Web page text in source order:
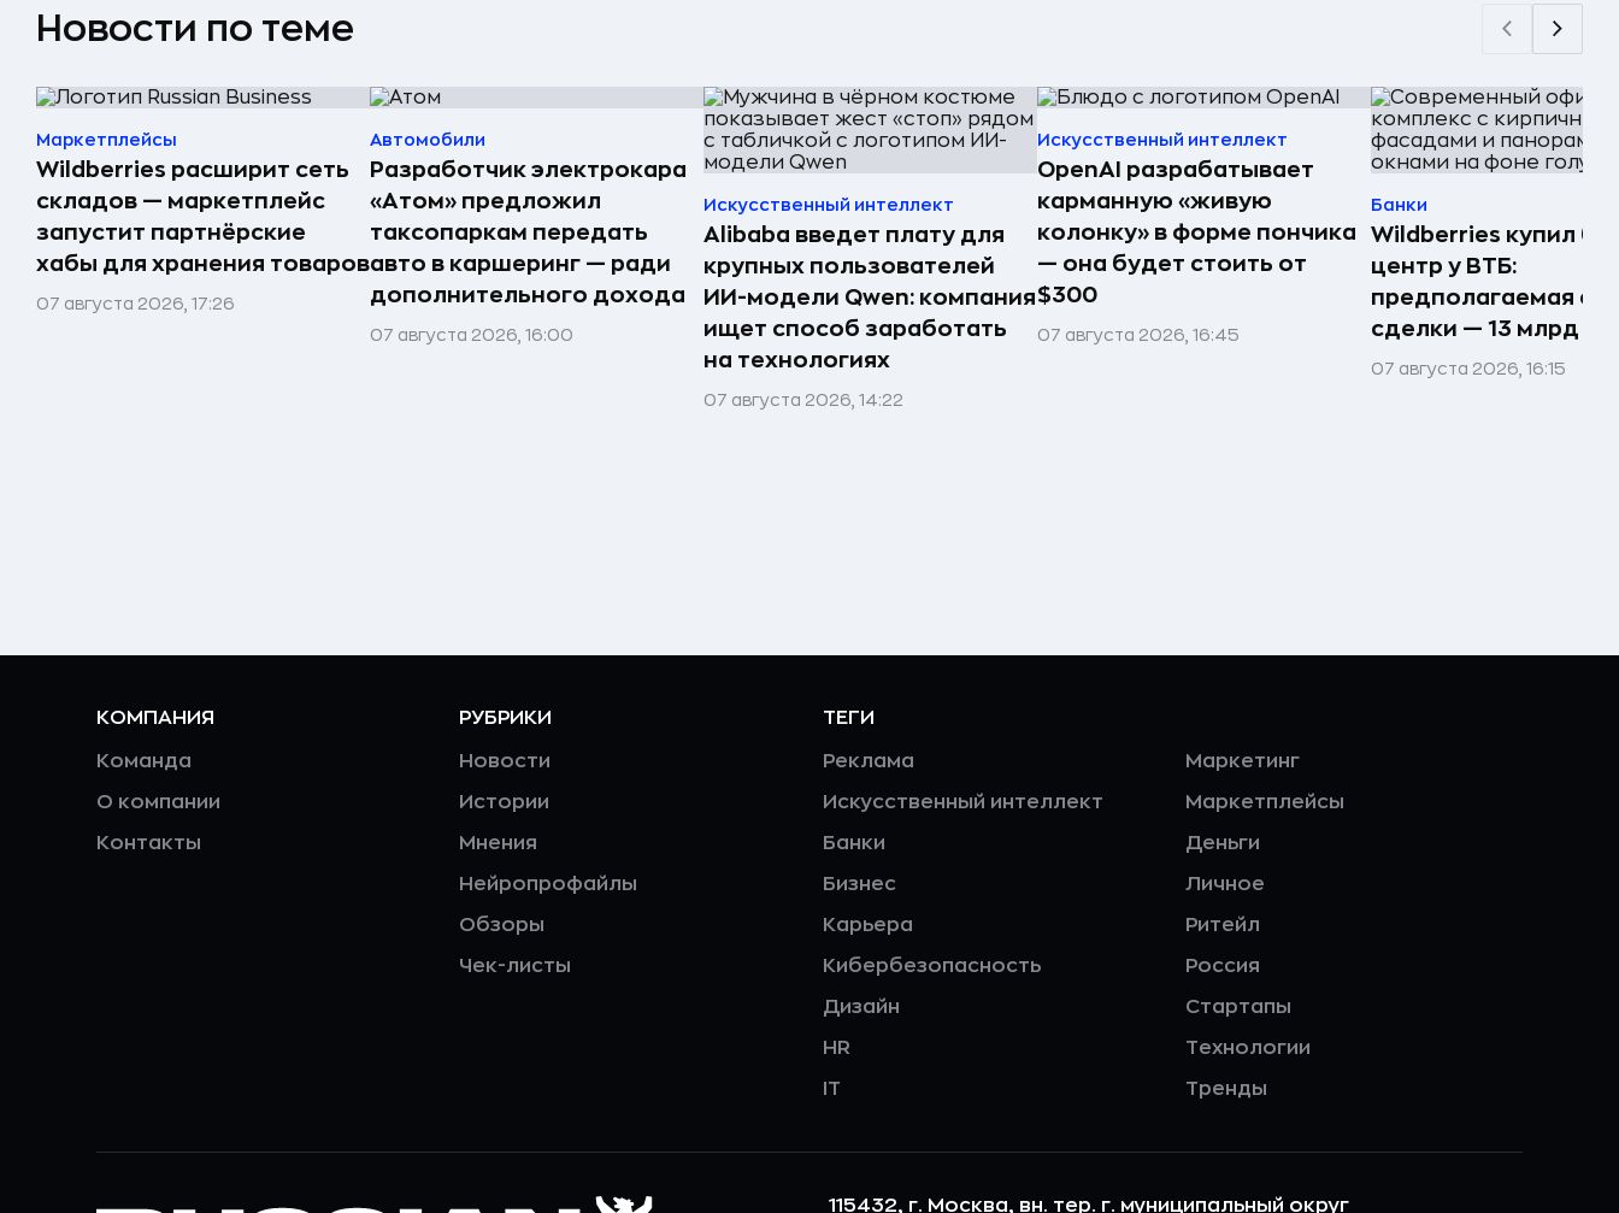
Новости по теме
Маркетплейсы
Wildberries расширит сеть
складов — маркетплейс
запустит партнёрские
хабы для хранения товаров
07 августа 2026, 17:26
Автомобили
Разработчик электрокара
«Атом» предложил
таксопаркам передать
авто в каршеринг — ради
дополнительного дохода
07 августа 2026, 16:00
Искусственный интеллект
Alibaba введет плату для
крупных пользователей
ИИ-модели Qwen: компания
ищет способ заработать
на технологиях
07 августа 2026, 14:22
Искусственный интеллект
OpenAI разрабатывает
карманную «живую
колонку» в форме пончика
— она будет стоить от
$300
07 августа 2026, 16:45
Банки
Wildberries купил
центр у ВТБ:
предполагаемая
сделки — 13 млрд ₽
07 августа 2026, 16:15
КОМПАНИЯ
Команда
О компании
Контакты
РУБРИКИ
Новости
Истории
Мнения
Нейропрофайлы
Обзоры
Чек-листы
ТЕГИ
Реклама
Искусственный интеллект
Банки
Бизнес
Карьера
Кибербезопасность
Дизайн
HR
IT
Маркетинг
Маркетплейсы
Деньги
Личное
Ритейл
Россия
Стартапы
Технологии
Тренды
115432, г. Москва, вн. тер. г. муниципальный округ